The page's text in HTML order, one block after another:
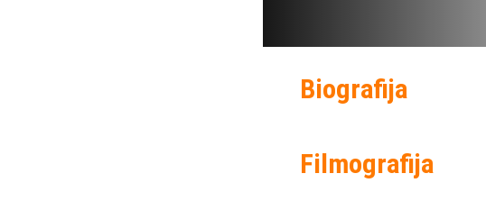
Biografija
Filmografija